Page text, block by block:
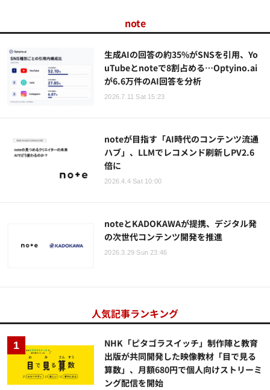
note
生成AIの回答の約35%がSNSを引用、Yo
uTubeとnoteで8割占める…Optyino.ai
が6.6万件のAI回答を分析
2026.7.11 Sat 15:23
noteが目指す「AI時代のコンテンツ流通
ハブ」、LLMでレコメンド刷新しPV2.6
倍に
2026.4.4 Sat 10:00
noteとKADOKAWAが提携、デジタル発
の次世代コンテンツ開発を推進
2026.3.29 Sun 23:46
人気記事ランキング
NHK「ピタゴラスイッチ」制作陣と教育
出版が共同開発した映像教材「目で見る
算数」、月額680円で個人向けストリーミ
ング配信を開始